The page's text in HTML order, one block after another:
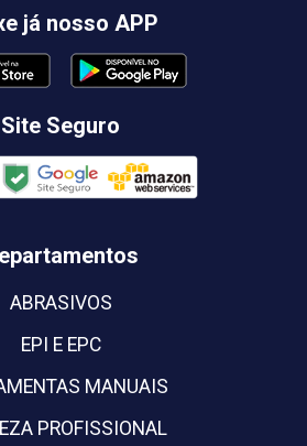
já nosso APP
Site Seguro
ABRASIVOS
EPI E EPC
MANUAIS
PROFISSIONAL